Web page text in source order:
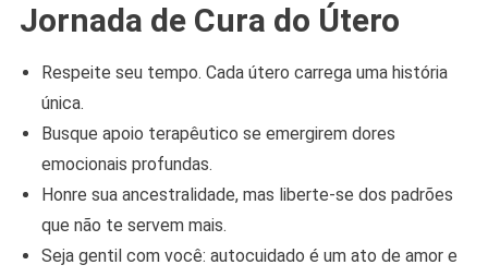
Jornada de Cura do Útero
Respeite seu tempo. Cada útero carrega uma história
única.
Busque apoio terapêutico se emergirem dores
emocionais profundas.
Honre sua ancestralidade, mas liberte-se dos padrões
que não te servem mais.
Seja gentil com você: autocuidado é um ato de amor e